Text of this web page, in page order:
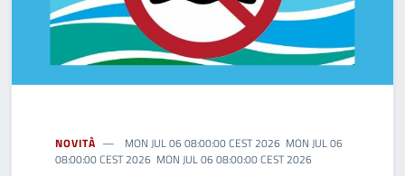
NOVITÀ
MON JUL 06 08:00:00 CEST 2026 MON JUL 06
08:00:00 CEST 2026 MON JUL 06 08:00:00 CEST 2026